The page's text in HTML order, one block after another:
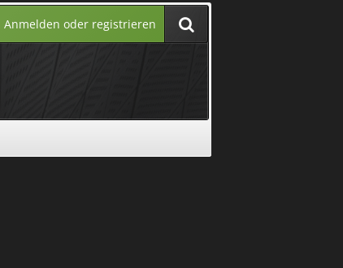
Anmelden oder registrieren